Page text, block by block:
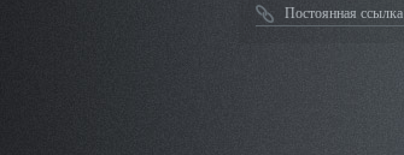
Постоянная ссылка